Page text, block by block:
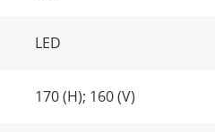
LED
170 (H); 160 (V)